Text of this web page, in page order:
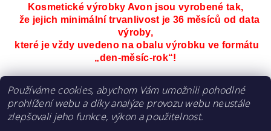
Kosmetické výrobky Avon jsou vyrobené tak,
že jejich minimální trvanlivost je 36 měsíců od data
výroby,
které je vždy uvedeno na obalu výrobku ve formátu
„den-měsíc-rok“!
Shoptet.cz | Můjprvníeshop.cz
Používáme cookies, abychom Vám umožnili pohodlné
prohlížení webu a díky analýze provozu webu neustále
zlepšovali jeho funkce, výkon a použitelnost.